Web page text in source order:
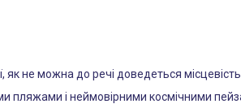
як не можна до речі доведеться
пляжами і неймовірними космічними